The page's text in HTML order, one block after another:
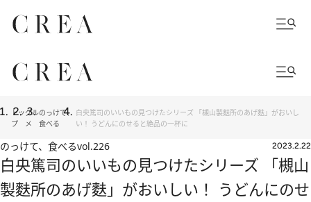
トッ
プ
グル
メ
のっけて、
食べる
白央篤司のいいもの見つけたシリーズ 「槻山製麩所のあげ麩」がおいし
い！ うどんにのせると絶品の一杯に
のっけて、食べるvol.226 2023.2.22
白央篤司のいいもの見つけたシリーズ 「槻山
製麩所のあげ麩」がおいしい！ うどんにのせ